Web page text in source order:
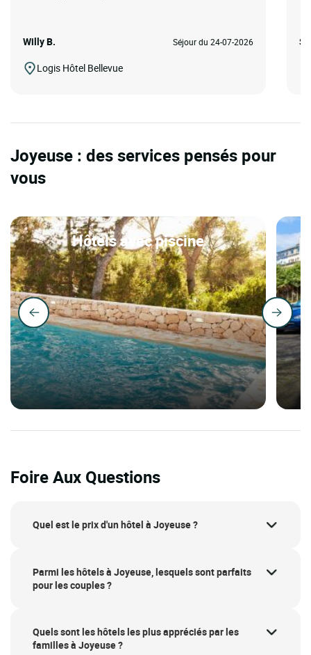
Willy B. Séjour du 24-07-2026
Logis Hôtel Bellevue
Joyeuse : des services pensés pour
vous
Hôtels avec piscine
Foire Aux Questions
Quel est le prix d'un hôtel à Joyeuse ?
Parmi les hôtels à Joyeuse, lesquels sont parfaits
pour les couples ?
Quels sont les hôtels les plus appréciés par les
familles à Joyeuse ?